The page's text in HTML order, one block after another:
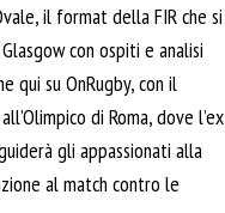
il format della FIR che si
con ospiti e analisi
qui su OnRugby, con il
di Roma, dove l’ex
gli appassionati alla
al match contro le